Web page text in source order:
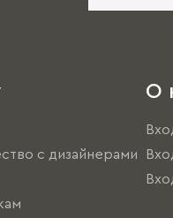
с дизайнерами
О